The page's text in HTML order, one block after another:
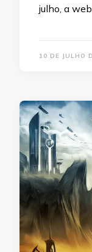
julho, a
10 DE JULHO